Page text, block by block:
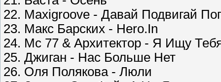
22. Maxigroove - Давай Подвигай
23. Макс Барских - Hero.In
24. Mc 77 & Архитектор - Я Ищу
25. Джиган - Нас Больше Нет
26. Оля Полякова - Люли